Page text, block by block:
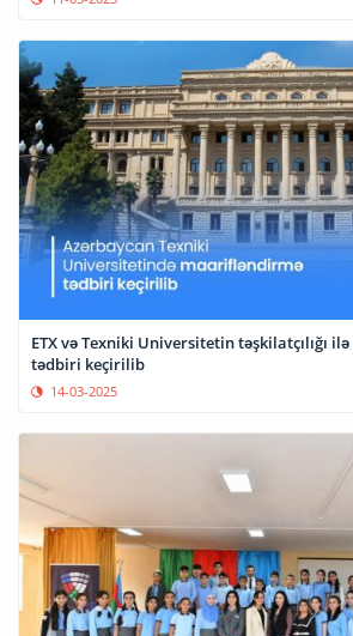
ETX və Texniki Universitetin təşkilatçılığı
tədbiri keçirilib
14-03-2025